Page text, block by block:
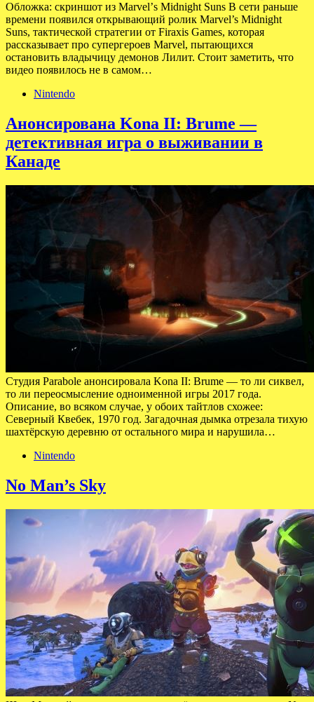
Обложка: скриншот из Marvelʼs Midnight Suns В сети раньше
времени появился открывающий ролик Marvel’s Midnight
Suns, тактической стратегии от Firaxis Games, которая
рассказывает про супергероев Marvel, пытающихся
остановить владычицу демонов Лилит. Стоит заметить, что
видео появилось не в самом…
Nintendo
Анонсирована Kona II: Brume —
детективная игра о выживании в
Канаде
Студия Parabole анонсировала Kona II: Brume — то ли сиквел,
то ли переосмысление одноименной игры 2017 года.
Описание, во всяком случае, у обоих тайтлов схожее:
Северный Квебек, 1970 год. Загадочная дымка отрезала тихую
шахтёрскую деревню от остального мира и нарушила…
Nintendo
No Man’s Sky